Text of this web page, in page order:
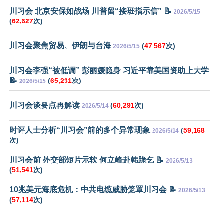
川习会 北京安保如战场 川普留“接班指示信” 📝 2026/5/15
(62,627次)
川习会聚焦贸易、伊朗与台海 2026/5/15 (47,567次)
川习会李强“被低调” 彭丽媛隐身 习近平靠美国资助上大学
📝 2026/5/15 (65,231次)
川习会谈要点再解读 2026/5/14 (60,291次)
时评人士分析“川习会”前的多个异常现象 2026/5/14 (59,168
次)
川习会前 外交部短片示软 何立峰赴韩跪乞 📝 2026/5/13
(51,541次)
10兆美元海底危机：中共电缆威胁笼罩川习会 📝 2026/5/13
(57,114次)